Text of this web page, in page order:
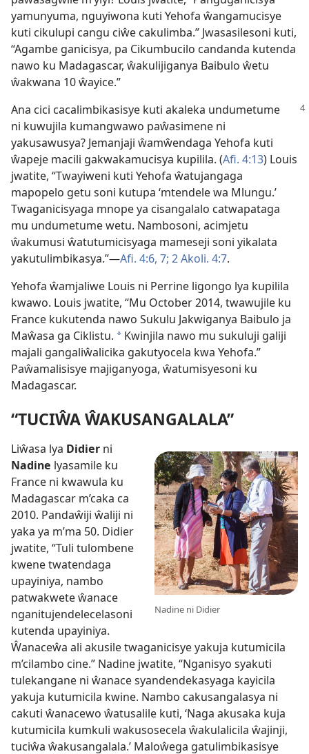
yamunyuma, nguyiwona kuti Yehofa ŵangamucisye
kuti cikulupi cangu ciŵe cakulimba.” Jwasasilesoni kuti,
“Agambe ganicisya, pa Cikumbucilo candanda kutenda
nawo ku Madagascar, ŵakulijiganya Baibulo ŵetu
ŵakwana 10 ŵayice.”
Ana cici cacalimbikasisye kuti akaleka undumetume
ni kuwujila kumangwawo paŵasimene ni
yakusawusya? Jemanjaji ŵamŵendaga Yehofa kuti
ŵapeje macili gakwakamucisya kupilila. (Afi. 4:13) Louis
jwatite, “Twayiweni kuti Yehofa ŵatujangaga
mapopelo getu soni kutupa ‘mtendele wa Mlungu.’
Twaganicisyaga mnope ya cisangalalo catwapataga
mu undumetume wetu. Nambosoni, acimjetu
ŵakumusi ŵatutumicisyaga mameseji soni yikalata
yakutulimbikasya.”—Afi. 4:6, 7; 2 Akoli. 4:7.
Yehofa ŵamjaliwe Louis ni Perrine ligongo lya kupilila
kwawo. Louis jwatite, “Mu October 2014, twawujile ku
France kukutenda nawo Sukulu Jakwiganya Baibulo ja
Maŵasa ga Ciklistu. * Kwinjila nawo mu sukuluji galiji
majali gangaliŵalicika gakutyocela kwa Yehofa.”
Paŵamalisisye majiganyoga, ŵatumisyesoni ku
Madagascar.
“TUCIŴA ŴAKUSANGALALA”
Nadine ni Didier
Liŵasa lya Didier ni
Nadine lyasamile ku
France ni kwawula ku
Madagascar m’caka ca
2010. Pandaŵiji ŵaliji ni
yaka ya m’ma 50. Didier
jwatite, “Tuli tulombene
kwene twatendaga
upayiniya, nambo
patwakwete ŵanace
nganitujendelecelasoni
kutenda upayiniya.
Ŵanaceŵa ali akusile twaganicisye yakuja kutumicila
m’cilambo cine.” Nadine jwatite, “Nganisyo syakuti
tulekangane ni ŵanace syandendekasyaga kayicila
yakuja kutumicila kwine. Nambo cakusangalasya ni
cakuti ŵanacewo ŵatusalile kuti, ‘Naga akusaka kuja
kutumicila kumkuli wakusosecela ŵakulalicila ŵajinji,
tuciŵa ŵakusangalala.’ Maloŵega gatulimbikasisye